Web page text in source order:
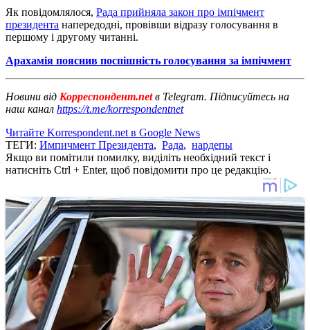
Як повідомлялося, Рада прийняла закон про імпічмент
президента напередодні, провівши відразу голосування в
першому і другому читанні.
Арахамія пояснив поспішність голосування за імпічмент
Новини від Корреспондент.netв Telegram. Підписуйтесь на
наш канал https://t.me/korrespondentnet
Читайте Korrespondent.net в Google News
ТЕГИ: Импичмент Президента, Рада, нардепы
Якщо ви помітили помилку, виділіть необхідний текст і
натисніть Ctrl + Enter, щоб повідомити про це редакцію.